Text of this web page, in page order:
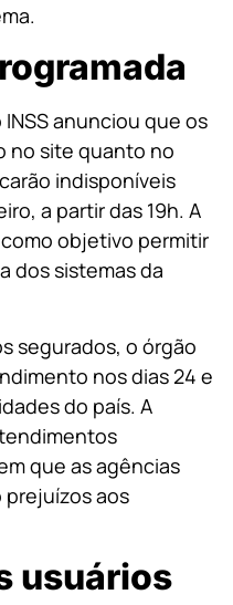
anunciou que os
no site quanto no
indisponíveis
a partir das 19h. A
objetivo permitir
dos sistemas da
segurados, o órgão
nos dias 24 e
do país. A
que as agências
aos
usuários